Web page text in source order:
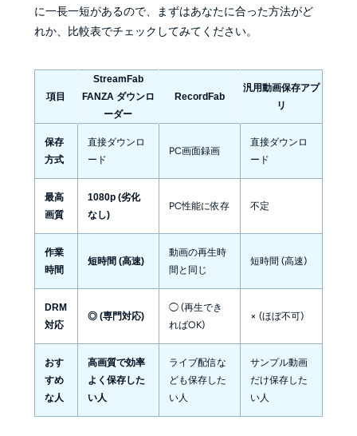
に一長一短があるので、まずはあなたに合った方法がど
れか、比較表でチェックしてみてください。
項目
StreamFab
FANZA ダウンロ
ーダー
RecordFab
汎用動画保存アプ
リ
保存
方式
直接ダウンロ
ード
PC画面録画
直接ダウンロ
ード
最高
画質
1080p (劣化
なし)
PC性能に依存 不定
作業
時間
短時間 (高速)
動画の再生時
間と同じ
短時間 (高速)
DRM
対応
◎ (専門対応)
◯ (再生でき
ればOK)
× (ほぼ不可)
おす
すめ
な人
高画質で効率
よく保存した
い人
ライブ配信な
ども保存した
い人
サンプル動画
だけ保存した
い人